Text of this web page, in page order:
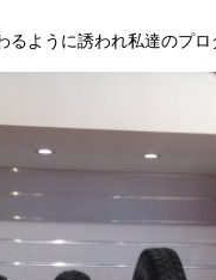
ように誘われ私達のプ